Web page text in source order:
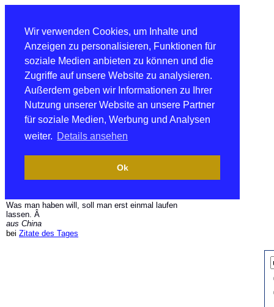
Wir verwenden Cookies, um Inhalte und
Anzeigen zu personalisieren, Funktionen für
soziale Medien anbieten zu können und die
Zugriffe auf unsere Website zu analysieren.
Außerdem geben wir Informationen zu Ihrer
Nutzung unserer Website an unsere Partner
für soziale Medien, Werbung und Analysen
weiter. Details ansehen
Ok
Was man haben will, soll man erst einmal laufen
lassen. Â
aus China
bei Zitate des Tages